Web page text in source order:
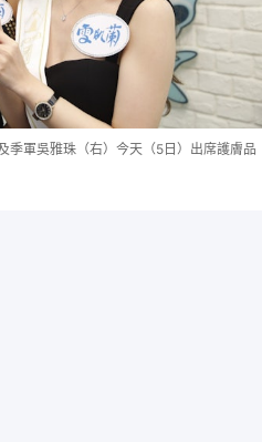
季軍吳雅珠（右）今天（5日）出席護膚品